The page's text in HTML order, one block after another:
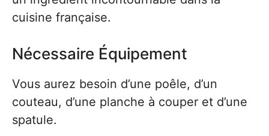
cuisine française.
Nécessaire Équipement
Vous aurez besoin d’une poêle, d’un
couteau, d’une planche à couper et d’une
spatule.